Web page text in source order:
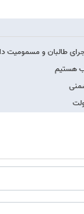
طالبان و مسمومیت
هستیم